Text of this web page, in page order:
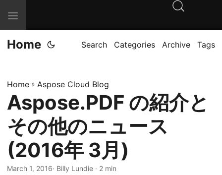
T
o
g
e
n
v
i
g
a
Home Search Categories Archive Tags
Home » Aspose Cloud Blog
Aspose.PDF の紹介と
その他のニュース
(2016年 3月)
March 1, 2016· Billy Lundie · 2 min